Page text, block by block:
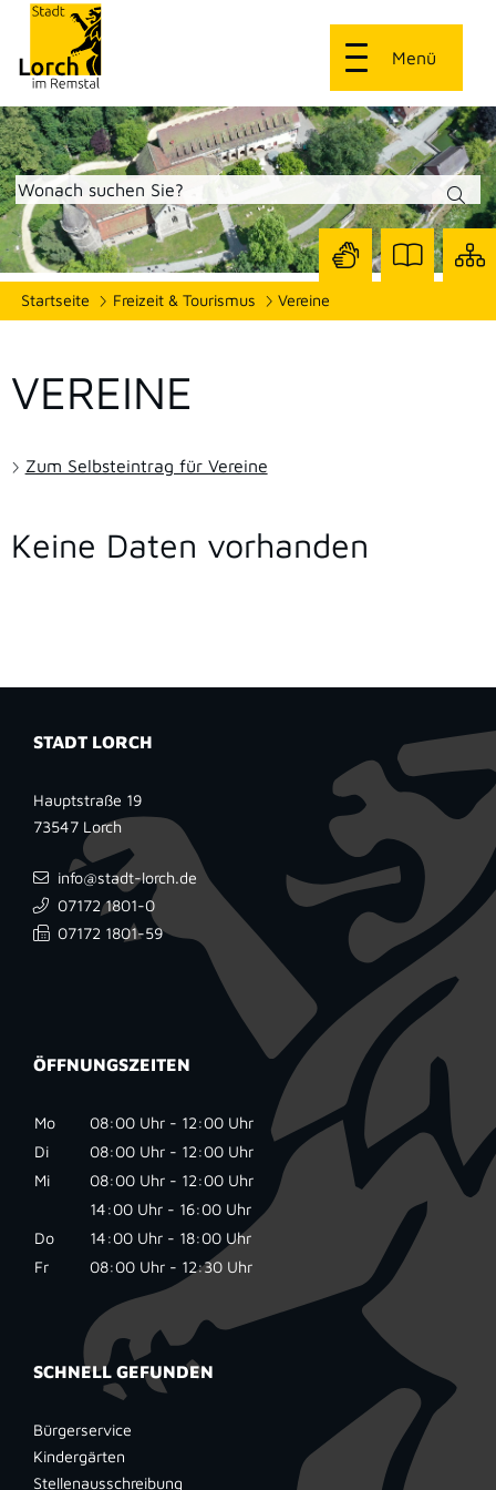
Menü
Startseite Freizeit & Tourismus Vereine
mit
Seite
mit
VEREINE
Zum Selbsteintrag für Vereine
Keine Daten vorhanden
STADT LORCH
Hauptstraße 19
73547 Lorch
info@stadt-lorch.de
07172 1801-0
07172 1801-59
ÖFFNUNGSZEITEN
Mo
08:00 Uhr - 12:00 Uhr
Di
08:00 Uhr - 12:00 Uhr
Mi
08:00 Uhr - 12:00 Uhr
14:00 Uhr - 16:00 Uhr
Do
14:00 Uhr - 18:00 Uhr
Fr
08:00 Uhr - 12:30 Uhr
SCHNELL GEFUNDEN
Bürgerservice
Kindergärten
Stellenausschreibung